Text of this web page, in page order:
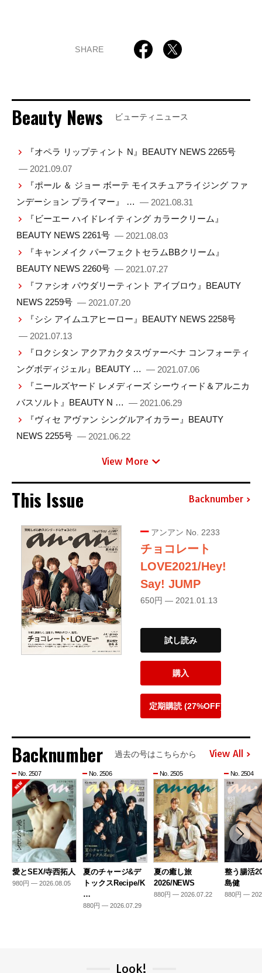
SHARE
Beauty News ビューティニュース
『オペラ リップティント N』BEAUTY NEWS 2265号
— 2021.09.07
『ポール ＆ ジョー ボーテ モイスチュアライジング ファ
ンデーション プライマー』 … — 2021.08.31
『ビーエー ハイドレイティング カラークリーム』
BEAUTY NEWS 2261号 — 2021.08.03
『キャンメイク パーフェクトセラムBBクリーム』
BEAUTY NEWS 2260号 — 2021.07.27
『ファシオ パウダリーティント アイブロウ』BEAUTY
NEWS 2259号 — 2021.07.20
『シシ アイムユアヒーロー』BEAUTY NEWS 2258号
— 2021.07.13
『ロクシタン アクアカクタスヴァーベナ コンフォーティ
ングボディジェル』BEAUTY … — 2021.07.06
『ニールズヤード レメディーズ シーウィード＆アルニカ
バスソルト』BEAUTY N … — 2021.06.29
『ヴィセ アヴァン シングルアイカラー』BEAUTY
NEWS 2255号 — 2021.06.22
View More
This Issue Backnumber
アンアン No. 2233
チョコレート
LOVE2021/Hey!
Say! JUMP
650円 — 2021.01.13
試し読み
購入
定期購読 (27%OFF)
Backnumber 過去の号はこちらから View All
No. 2507
愛とSEX/寺西拓人
980円 — 2026.08.05
No. 2506
夏のチャージ&デ
トックスRecipe/K
…
880円 — 2026.07.29
No. 2505
夏の癒し旅
2026/NEWS
880円 — 2026.07.22
No. 2504
整う腸活
島健
880円 —
Look!